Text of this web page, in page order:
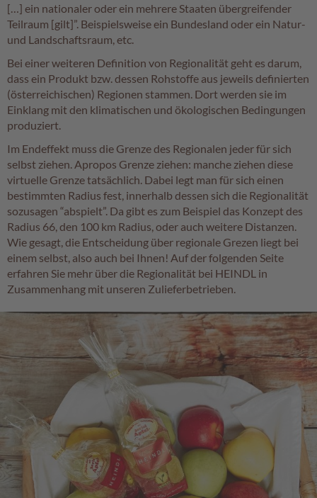
[…] ein nationaler oder ein mehrere Staaten übergreifender
Teilraum [gilt]”. Beispielsweise ein Bundesland oder ein Natur-
und Landschaftsraum, etc.
Bei einer weiteren Definition von Regionalität geht es darum,
dass ein Produkt bzw. dessen Rohstoffe aus jeweils definierten
(österreichischen) Regionen stammen. Dort werden sie im
Einklang mit den klimatischen und ökologischen Bedingungen
produziert.
Im Endeffekt muss die Grenze des Regionalen jeder für sich
selbst ziehen. Apropos Grenze ziehen: manche ziehen diese
virtuelle Grenze tatsächlich. Dabei legt man für sich einen
bestimmten Radius fest, innerhalb dessen sich die Regionalität
sozusagen “abspielt”. Da gibt es zum Beispiel das Konzept des
Radius 66, den 100 km Radius, oder auch weitere Distanzen.
Wie gesagt, die Entscheidung über regionale Grezen liegt bei
einem selbst, also auch bei Ihnen! Auf der folgenden Seite
erfahren Sie mehr über die Regionalität bei HEINDL in
Zusammenhang mit unseren Zulieferbetrieben.